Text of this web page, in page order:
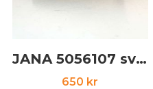
JANA 5056107 svart
650 kr